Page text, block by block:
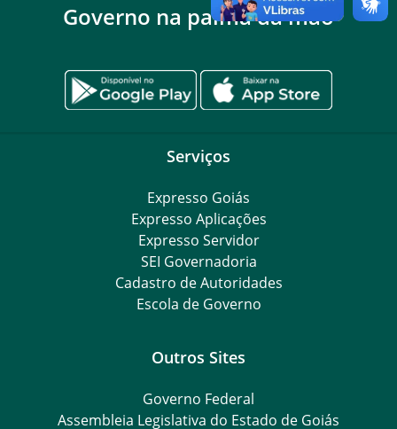
Governo na palma da mão
Serviços
Expresso Goiás
Expresso Aplicações
Expresso Servidor
SEI Governadoria
Cadastro de Autoridades
Escola de Governo
Outros Sites
Governo Federal
Assembleia Legislativa do Estado de Goiás